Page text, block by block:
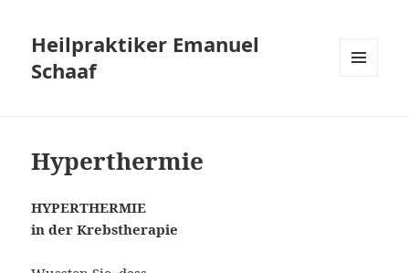
Heilpraktiker Emanuel
Schaaf
Hyperthermie
HYPERTHERMIE
in der Krebstherapie